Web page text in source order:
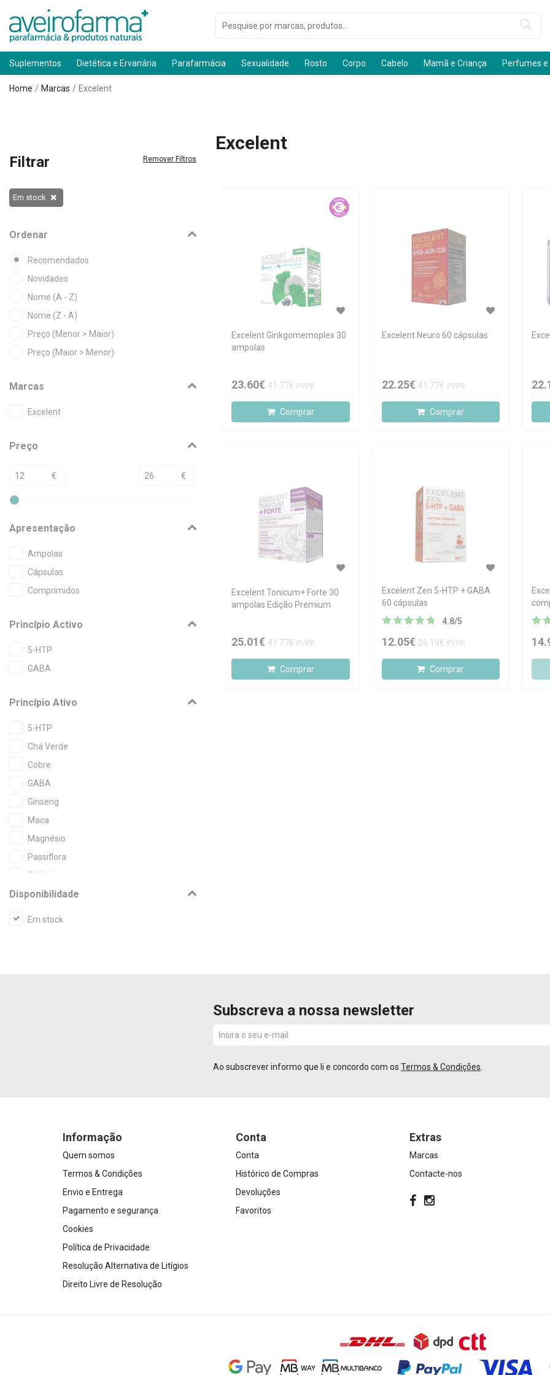
Suplementos Dietética e Ervanária Parafarmácia Sexualidade Rosto Corpo Cabelo Mamã e Criança Perfumes
Home Marcas Excelent
Filtrar Remover Filtros
Em stock
Ordenar
Recomendados
Novidades
Nome (A - Z)
Nome (Z - A)
Preço (Menor > Maior)
Preço (Maior > Menor)
Marcas
Excelent
Preço
€ €
Apresentação
Ampolas
Cápsulas
Comprimidos
Princípio Activo
5-HTP
GABA
Princípio Ativo
5-HTP
Chá Verde
Cobre
GABA
Ginseng
Maca
Magnésio
Passiflora
Selénio
Vitamina B6
Disponibilidade
Em stock
Excelent
Excelent Ginkgomemoplex 30
ampolas
23.60€ 41.77€ PVPR
Comprar
Excelent Neuro 60 cápsulas
22.25€ 41.77€ PVPR
Comprar
Excelent Tonicum+ Forte 30
ampolas Edição Premium
25.01€ 41.77€ PVPR
Comprar
Excelent Zen 5-HTP + GABA
60 cápsulas
4.8/5
12.05€ 25.19€ PVPR
Comprar
Subscreva a nossa newsletter
Ao subscrever informo que li e concordo com os Termos & Condições
Informação
Quem somos
Termos & Condições
Envio e Entrega
Pagamento e segurança
Cookies
Política de Privacidade
Resolução Alternativa de Litígios
Direito Livre de Resolução
Conta
Conta
Histórico de Compras
Devoluções
Favoritos
Extras
Marcas
Contacte-nos